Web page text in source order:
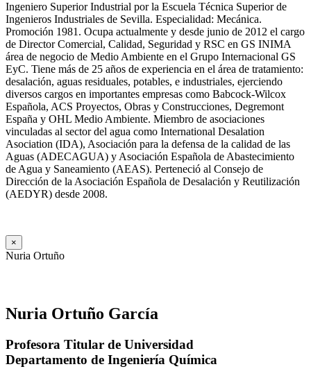
Ingeniero Superior Industrial por la Escuela Técnica Superior de
Ingenieros Industriales de Sevilla. Especialidad: Mecánica.
Promoción 1981. Ocupa actualmente y desde junio de 2012 el cargo
de Director Comercial, Calidad, Seguridad y RSC en GS INIMA
área de negocio de Medio Ambiente en el Grupo Internacional GS
EyC. Tiene más de 25 años de experiencia en el área de tratamiento:
desalación, aguas residuales, potables, e industriales, ejerciendo
diversos cargos en importantes empresas como Babcock-Wilcox
Española, ACS Proyectos, Obras y Construcciones, Degremont
España y OHL Medio Ambiente. Miembro de asociaciones
vinculadas al sector del agua como International Desalation
Asociation (IDA), Asociación para la defensa de la calidad de las
Aguas (ADECAGUA) y Asociación Española de Abastecimiento
de Agua y Saneamiento (AEAS). Perteneció al Consejo de
Dirección de la Asociación Española de Desalación y Reutilización
(AEDYR) desde 2008.
×
Nuria Ortuño
Nuria Ortuño García
Profesora Titular de Universidad
Departamento de Ingeniería Química